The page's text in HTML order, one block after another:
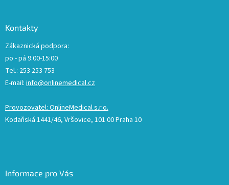
Kontakty
Zákaznická podpora:
po - pá 9:00-15:00
Tel.: 253 253 753
E-mail: info@onlinemedical.cz
Provozovatel: OnlineMedical s.r.o.
Kodaňská 1441/46, Vršovice, 101 00 Praha 10
Informace pro Vás